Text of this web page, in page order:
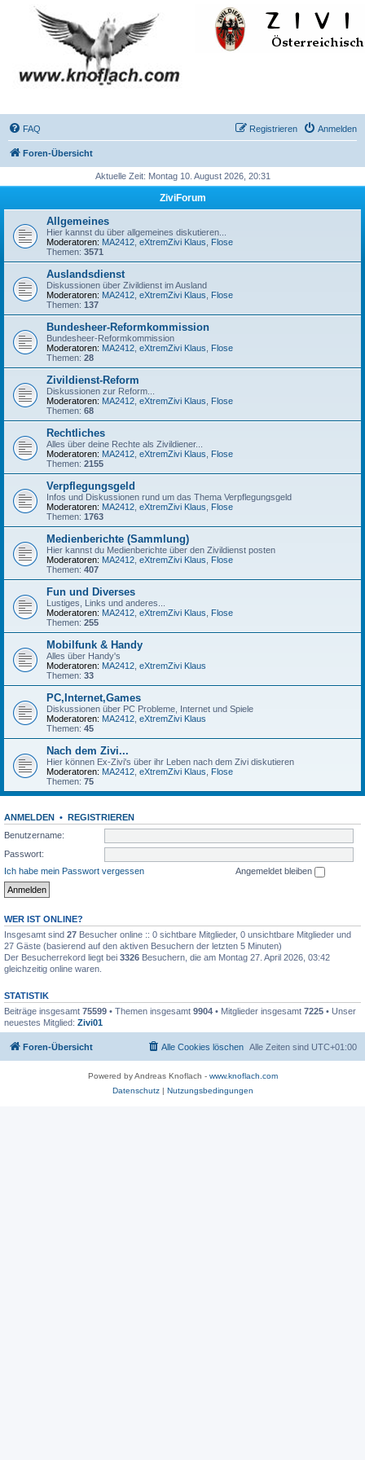
FAQ Anmelden
Registrieren
Foren-Übersicht
Aktuelle Zeit: Montag 10. August 2026, 20:31
ZiviForum
Allgemeines
Hier kannst du über allgemeines diskutieren...
Moderatoren: MA2412 eXtremZivi Klaus
Flose
Themen: 3571
Auslandsdienst
Diskussionen über Zivildienst im Ausland
Moderatoren: MA2412 eXtremZivi Klaus
Flose
Themen: 137
Bundesheer-Reformkommission
Bundesheer-Reformkommission
Moderatoren: MA2412 eXtremZivi Klaus
Flose
Themen: 28
Zivildienst-Reform
Diskussionen zur Reform...
Moderatoren: MA2412 eXtremZivi Klaus
Flose
Themen: 68
Rechtliches
Alles über deine Rechte als Zivildiener...
Moderatoren: MA2412 eXtremZivi Klaus
Flose
Themen: 2155
Verpflegungsgeld
Infos und Diskussionen rund um das Thema Verpflegungsgeld
Moderatoren: MA2412 eXtremZivi Klaus
Flose
Themen: 1763
Medienberichte (Sammlung)
Hier kannst du Medienberichte über den Zivildienst posten
Moderatoren: MA2412 eXtremZivi Klaus
Flose
Themen: 407
Fun und Diverses
Lustiges, Links und anderes...
Moderatoren: MA2412 eXtremZivi Klaus
Flose
Themen: 255
Mobilfunk & Handy
Alles über Handy's
Moderatoren: MA2412 eXtremZivi Klaus
Themen: 33
PC,Internet,Games
Diskussionen über PC Probleme, Internet und Spiele
Moderatoren: MA2412 eXtremZivi Klaus
Themen: 45
Nach dem Zivi...
Hier können Ex-Zivi's über ihr Leben nach dem Zivi diskutieren
Moderatoren: MA2412 eXtremZivi Klaus
Flose
Themen: 75
ANMELDEN • REGISTRIEREN
Benutzername:
Passwort:
Ich habe mein Passwort vergessen
Angemeldet bleiben
WER IST ONLINE?
Insgesamt sind 27 Besucher online :: 0 sichtbare Mitglieder, 0 unsichtbare Mitglieder und
27 Gäste (basierend auf den aktiven Besuchern der letzten 5 Minuten)
Der Besucherrekord liegt bei 3326 Besuchern, die am Montag 27. April 2026, 03:42
gleichzeitig online waren.
STATISTIK
Beiträge insgesamt 75599 • Themen insgesamt 9904 • Mitglieder insgesamt 7225 • Unser
neuestes Mitglied: Zivi01
Foren-Übersicht Alle Zeiten sind UTC+01:00
Alle Cookies löschen
Powered by Andreas Knoflach - www.knoflach.com
Datenschutz| Nutzungsbedingungen